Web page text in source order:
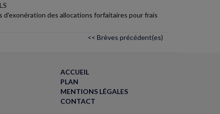
des allocations forfaitaires pour frais
<< Brèves précédent(es)
ACCUEIL
PLAN
MENTIONS LÉGALES
CONTACT